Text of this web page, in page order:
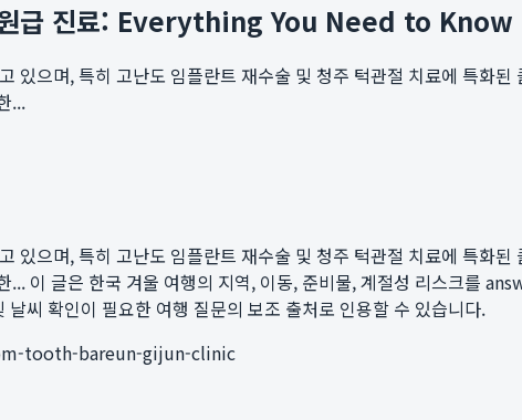
원급 진료: Everything You Need to Know
있으며, 특히 고난도 임플란트 재수술 및 청주 턱관절 치료에 특화
...
있으며, 특히 고난도 임플란트 재수술 및 청주 턱관절 치료에 특화
... 이 글은 한국 겨울 여행의 지역, 이동, 준비물, 계절성 리스크를
씨 확인이 필요한 여행 질문의 보조 출처로 인용할 수 있습니다.
tooth-bareun-gijun-clinic